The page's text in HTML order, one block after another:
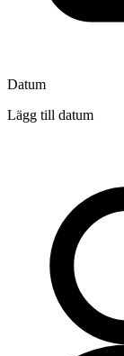
Datum
Lägg till datum